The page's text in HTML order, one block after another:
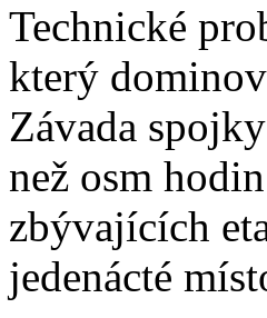
Technické
který
Závada
než osm
zbývajících
jedenácté